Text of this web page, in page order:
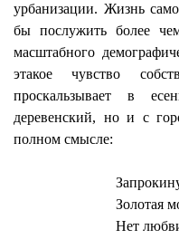
урбанизации. Жизнь
бы послужить более
масштабного
этакое чувство
проскальзывает в
деревенский, но и с
полном смысле:
Золотая
Нет